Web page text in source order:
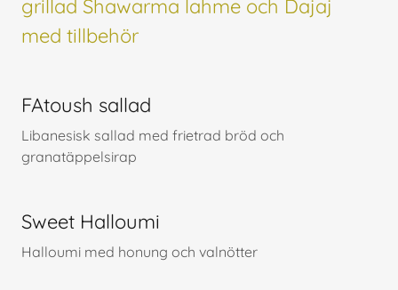
grillad Shawarma lahme och Dajaj
med tillbehör
FAtoush sallad
Libanesisk sallad med frietrad bröd och
granatäppelsirap
Sweet Halloumi
Halloumi med honung och valnötter